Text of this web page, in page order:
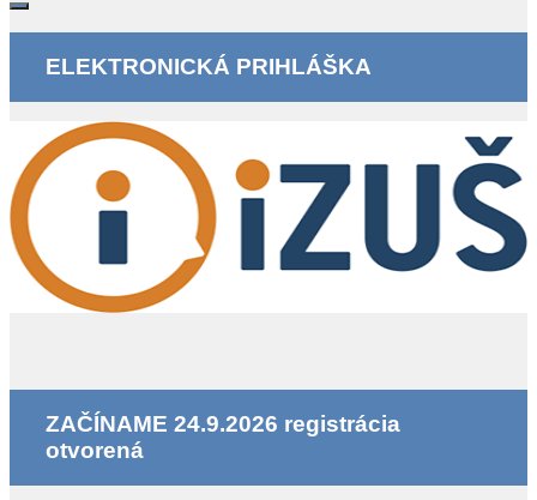
ELEKTRONICKÁ PRIHLÁŠKA
ZAČÍNAME 24.9.2026 registrácia
otvorená